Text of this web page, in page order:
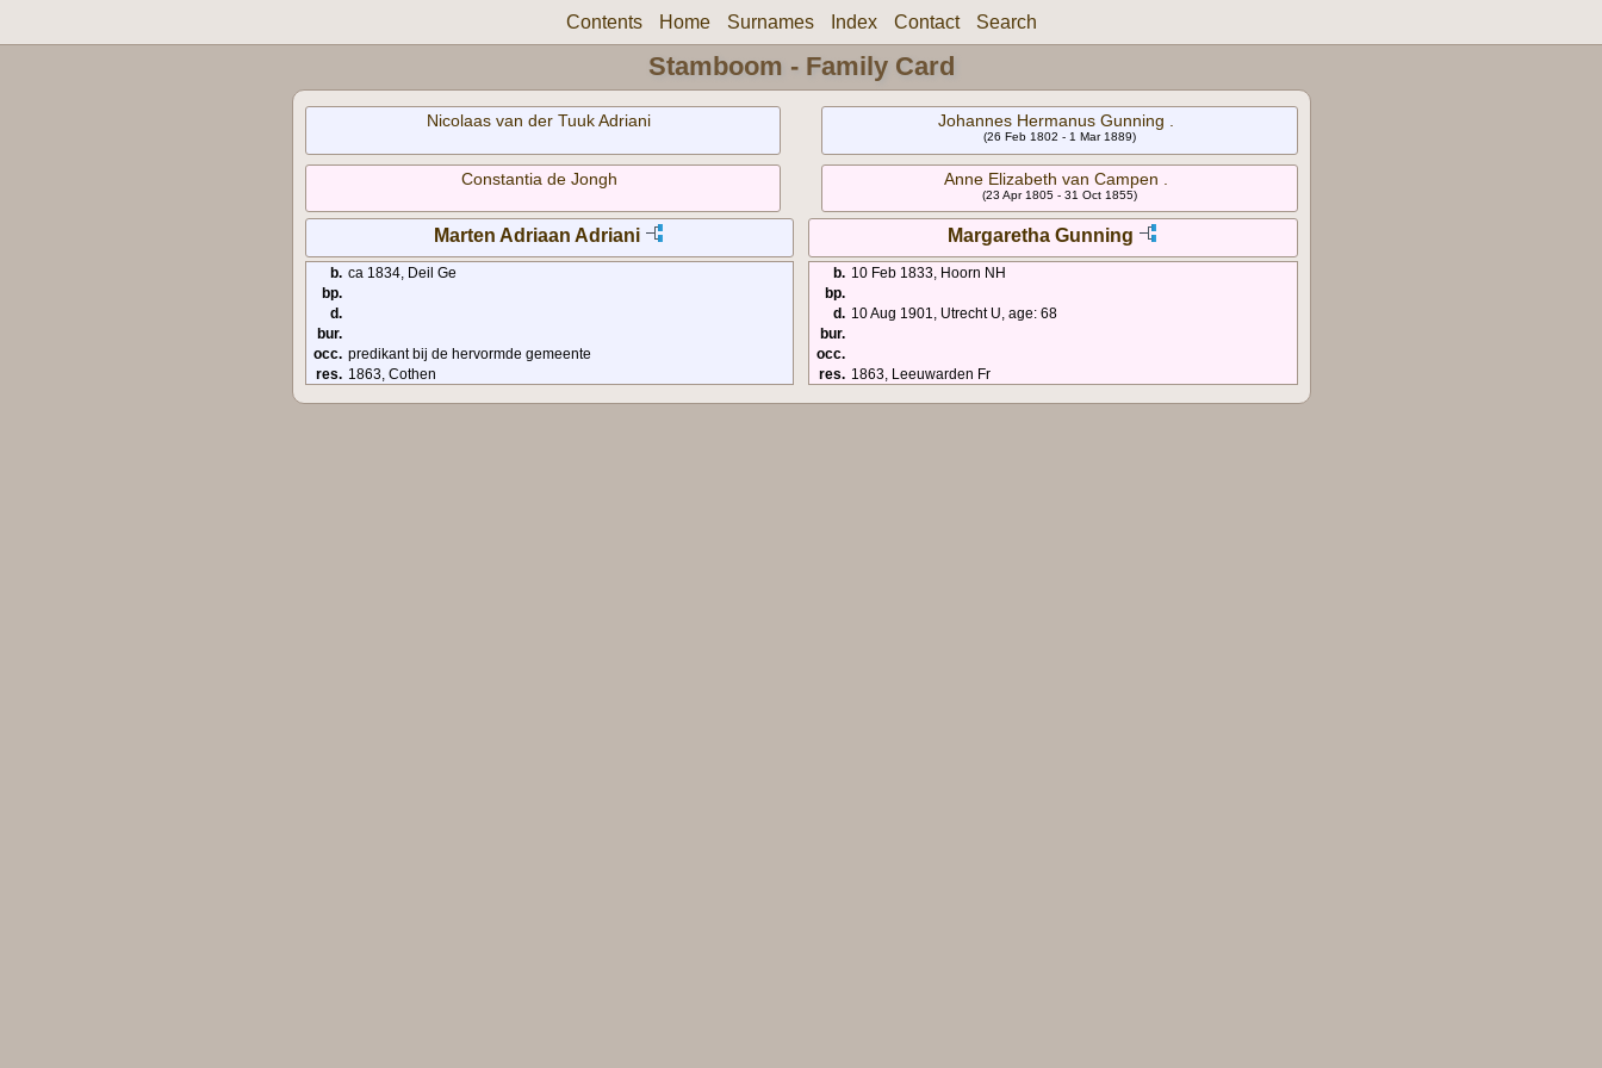
Contents Home Surnames Index Contact Search
Stamboom - Family Card
Nicolaas van der Tuuk Adriani Johannes Hermanus Gunning .
(26 Feb 1802 - 1 Mar 1889)
Constantia de Jongh Anne Elizabeth van Campen .
(23 Apr 1805 - 31 Oct 1855)
Marten Adriaan Adriani Margaretha Gunning
b. ca 1834, Deil Ge
bp.
d.
bur.
occ. predikant bij de hervormde gemeente
res. 1863, Cothen
b. 10 Feb 1833, Hoorn NH
bp.
d. 10 Aug 1901, Utrecht U, age: 68
bur.
occ.
res. 1863, Leeuwarden Fr